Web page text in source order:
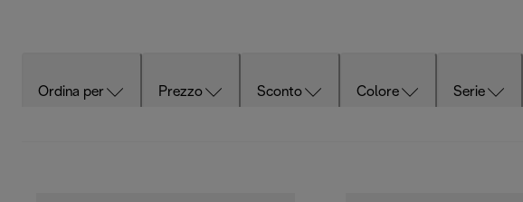
Ordina per Prezzo Sconto Colore Serie